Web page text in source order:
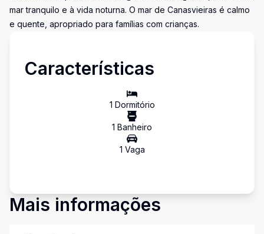
mar tranquilo e à vida noturna. O mar de Canasvieiras é calmo
e quente, apropriado para famílias com crianças.
Características
1 Dormitório
1 Banheiro
1 Vaga
Mais informações